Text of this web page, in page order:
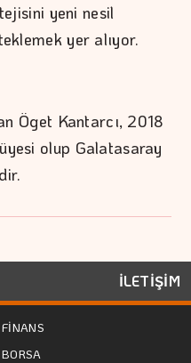
yeni nesil
yer alıyor.
Öget Kantarcı, 2018
olup Galatasaray
İLETİŞİM
FİNANS
BORSA